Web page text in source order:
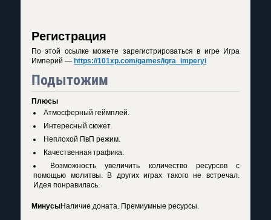
Регистрация
По этой ссылке можете зарегистрироваться в игре Игра
Империй — https://101xp.com/games/igra_imperyi
Подытожим
Плюсы
Атмосферный геймплей.
Интересный сюжет.
Неплохой ПвП режим.
Качественная графика.
Возможность увеличить количество ресурсов с
помощью молитвы. В других играх такого не встречал.
Идея понравилась.
МинусыНаличие доната. Премиумные ресурсы.